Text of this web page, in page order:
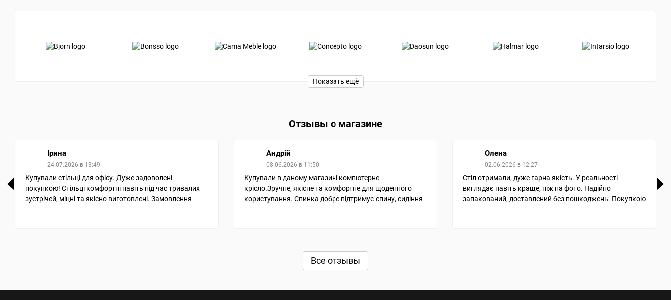
Показать ещё
Отзывы о магазине
Ірина
24.07.2026 в 13:49
Купували стільці для офісу. Дуже задоволені
покупкою! Стільці комфортні навіть під час тривалих
зустрічей, міцні та якісно виготовлені. Замовлення
Андрій
08.06.2026 в 11:50
Купували в даному магазині компютерне
крісло.Зручне, якісне та комфортне для щоденного
користування. Спинка добре підтримує спину, сидіння
Олена
02.06.2026 в 12:27
Стіл отримали, дуже гарна якість. У реальності
виглядає навіть краще, ніж на фото. Надійно
запакований, доставлений без пошкоджень. Покупкою
Все отзывы